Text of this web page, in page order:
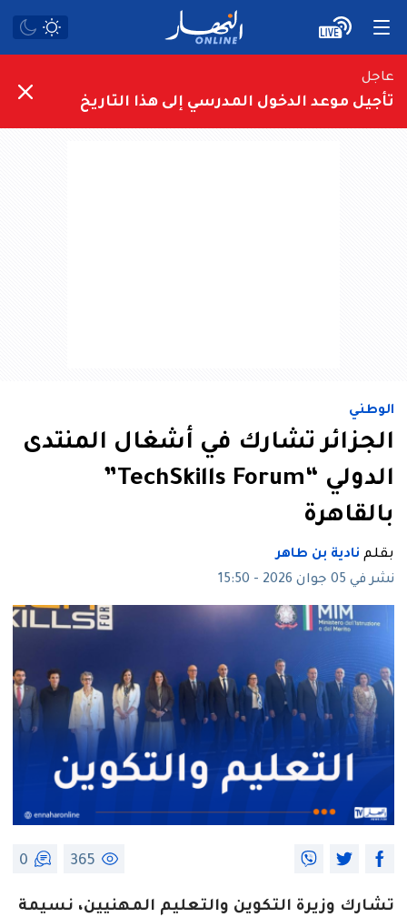
عاجل
تأجيل موعد الدخول المدرسي إلى هذا التاريخ
الوطني
الجزائر تشارك في أشغال المنتدى
الدولي “TechSkills Forum”
بالقاهرة
بقلم نادية بن طاهر
نشر في 05 جوان 2026 - 15:50
365
0
تشارك وزيرة التكوين والتعليم المهنيين، نسيمة